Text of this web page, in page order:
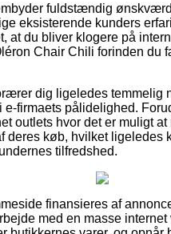
fuldstændig
eksisterende kunders
at du bliver klogere på
Chair Chili forinden du
dig ligeledes temmelig
e-firmaets pålidelighed.
outlets hvor det er muligt
deres køb, hvilket ligeledes
tilfredshed.
finansieres af
med en masse